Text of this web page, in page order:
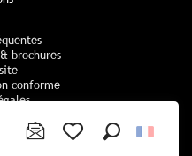
brochures
conforme